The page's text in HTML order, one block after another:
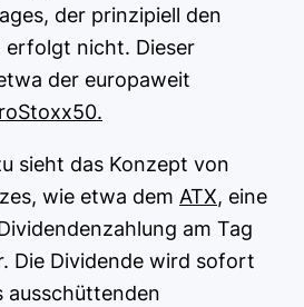
der prinzipiell den
erfolgt nicht. Dieser
der europaweit
sieht das Konzept von
wie etwa dem ATX, eine
am Tag
Die Dividende wird sofort
ausschüttenden